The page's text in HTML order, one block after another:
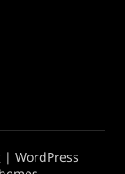
| WordPress